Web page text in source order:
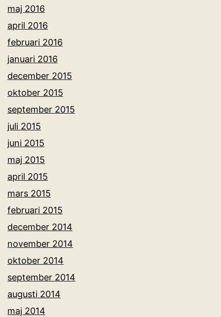
maj 2016
april 2016
februari 2016
januari 2016
december 2015
oktober 2015
september 2015
juli 2015
juni 2015
maj 2015
april 2015
mars 2015
februari 2015
december 2014
november 2014
oktober 2014
september 2014
augusti 2014
maj 2014